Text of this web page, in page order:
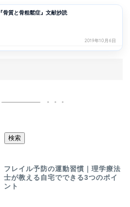
『骨質と骨粗鬆症』文献抄読
2019年10月6日
検索
フレイル予防の運動習慣｜理学療法
士が教える自宅でできる3つのポイ
ント